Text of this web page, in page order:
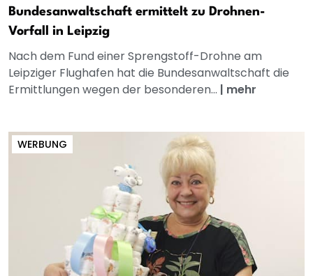
Bundesanwaltschaft ermittelt zu Drohnen-
Vorfall in Leipzig
Nach dem Fund einer Sprengstoff-Drohne am
Leipziger Flughafen hat die Bundesanwaltschaft die
Ermittlungen wegen der besonderen... | mehr
WERBUNG